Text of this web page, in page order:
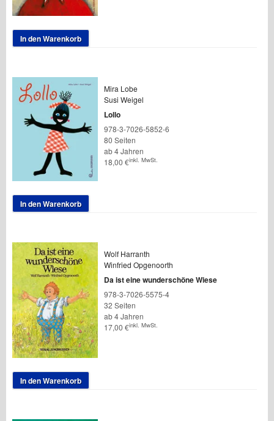
In den Warenkorb
Mira Lobe
Susi Weigel
Lollo
978-3-7026-5852-6
80 Seiten
ab 4 Jahren
18,00 €inkl. MwSt.
In den Warenkorb
Wolf Harranth
Winfried Opgenoorth
Da ist eine wunderschöne Wiese
978-3-7026-5575-4
32 Seiten
ab 4 Jahren
17,00 €inkl. MwSt.
In den Warenkorb